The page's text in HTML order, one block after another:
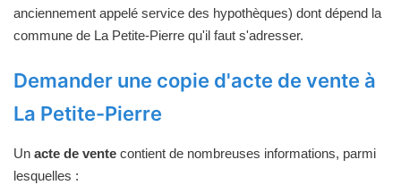
anciennement appelé service des hypothèques) dont dépend la
commune de La Petite-Pierre qu'il faut s'adresser.
Demander une copie d'acte de vente à
La Petite-Pierre
Un acte de vente contient de nombreuses informations, parmi
lesquelles :